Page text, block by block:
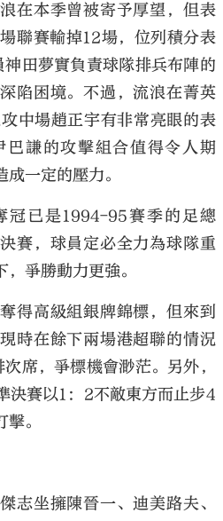
在本季曾被寄予厚望，但表
聯賽輸掉12場，位列積分表
田夢實負責球隊排兵布陣的
陷困境。不過，流浪在菁英
中場趙正宇有非常亮眼的表
巴謙的攻擊組合值得令人期
一定的壓力。
冠已是1994-95賽季的足總
賽，球員定必全力為球隊重
爭勝動力更強。
得高級組銀牌錦標，但來到
時在餘下兩場港超聯的情況
席，爭標機會渺茫。另外，
決賽以1：2不敵東方而止步4
。
志坐擁陳晉一、迪美路夫、